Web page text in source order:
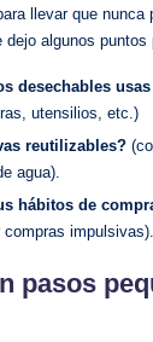
llevar que nunca
dejo algunos puntos
desechables
utensilios, etc.)
reutilizables?
agua).
hábitos de
impulsivas).
pasos